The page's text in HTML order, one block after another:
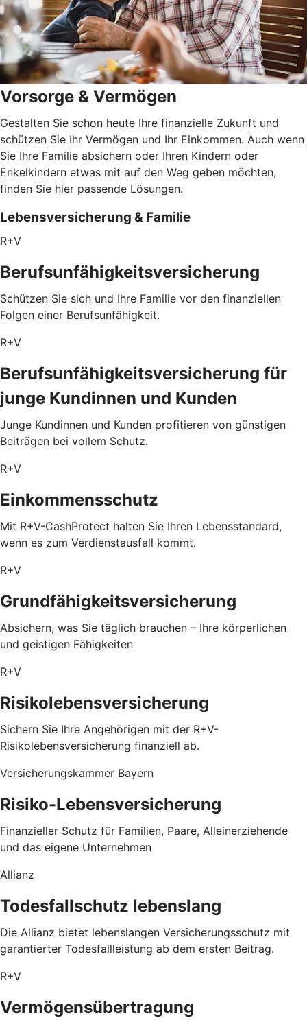
Vorsorge & Vermögen
Gestalten Sie schon heute Ihre finanzielle Zukunft und
schützen Sie Ihr Vermögen und Ihr Einkommen. Auch wenn
Sie Ihre Familie absichern oder Ihren Kindern oder
Enkelkindern etwas mit auf den Weg geben möchten,
finden Sie hier passende Lösungen.
Lebensversicherung & Familie
R+V
Berufsunfähigkeitsversicherung
Schützen Sie sich und Ihre Familie vor den finanziellen
Folgen einer Berufsunfähigkeit.
R+V
Berufsunfähigkeitsversicherung für
junge Kundinnen und Kunden
Junge Kundinnen und Kunden profitieren von günstigen
Beiträgen bei vollem Schutz.
R+V
Einkommensschutz
Mit R+V-CashProtect halten Sie Ihren Lebensstandard,
wenn es zum Verdienstausfall kommt.
R+V
Grundfähigkeitsversicherung
Absichern, was Sie täglich brauchen – Ihre körperlichen
und geistigen Fähigkeiten
R+V
Risikolebensversicherung
Sichern Sie Ihre Angehörigen mit der R+V-
Risikolebensversicherung finanziell ab.
Versicherungskammer Bayern
Risiko-Lebensversicherung
Finanzieller Schutz für Familien, Paare, Alleinerziehende
und das eigene Unternehmen
Allianz
Todesfallschutz lebenslang
Die Allianz bietet lebenslangen Versicherungsschutz mit
garantierter Todesfallleistung ab dem ersten Beitrag.
R+V
Vermögensübertragung